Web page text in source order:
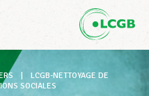
LCGB-NETTOYAGE DE
SOCIALES